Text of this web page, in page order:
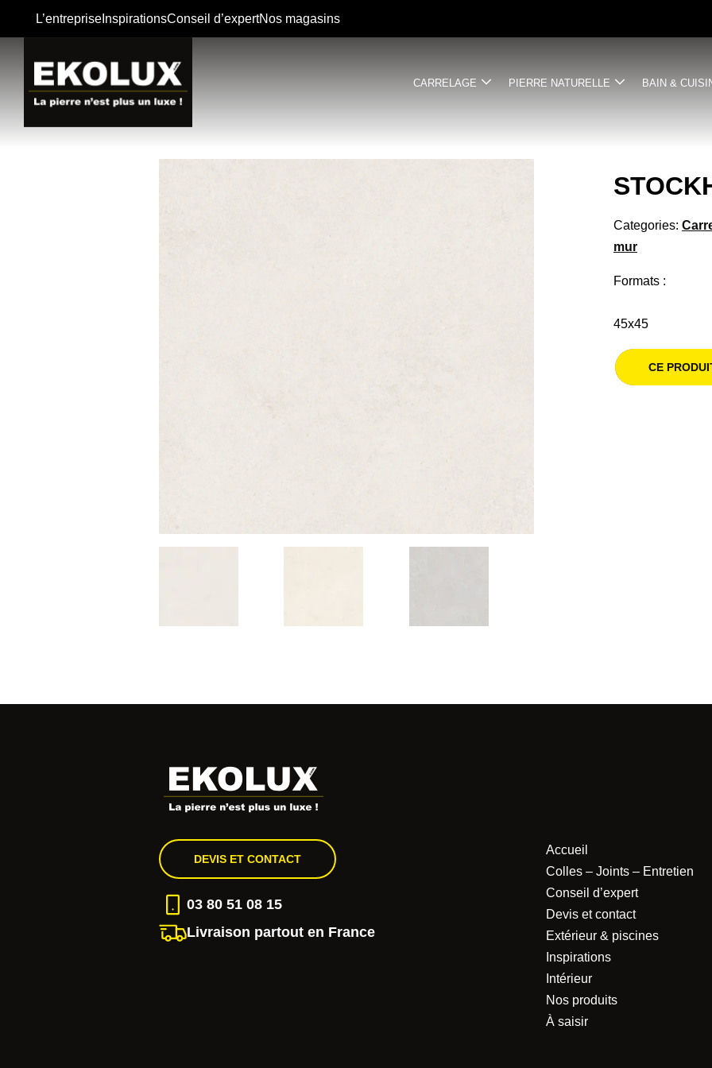
L’entreprise InspirationsConseil d’expertNos magasins
CARRELAGE PIERRE NATURELLE BAIN &
Categories:
mur
Formats :
45x45
CE
DEVIS ET CONTACT
03 80 51 08 15
Livraison partout en France
Accueil
Colles – Joints – Entretien
Conseil d’expert
Devis et contact
Extérieur & piscines
Inspirations
Intérieur
Nos produits
À saisir